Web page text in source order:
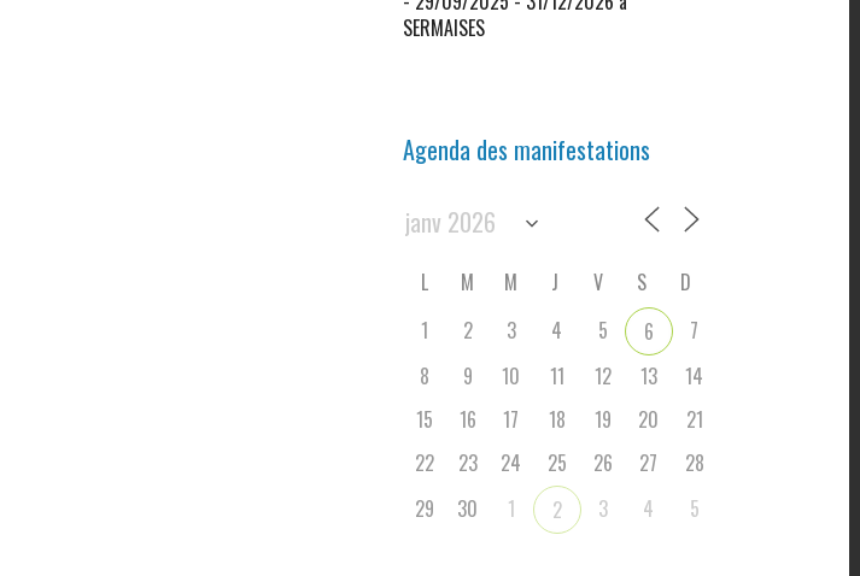
SERMAISES
Agenda des manifestations
L M M J V S
D
1
2 3 4 5 6
7
8
9 10 11 12 13
14
15
16 17 18 19 20
21
22
23 24 25 26 27
28
29
30 1 2 3 4 5